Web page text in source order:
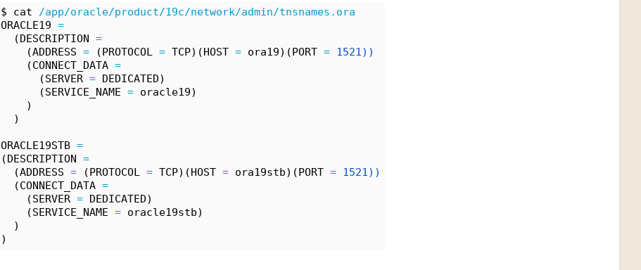
$ cat /app/oracle/product/19c/network/admin/tnsnames.ora
ORACLE19 =
(DESCRIPTION =
(ADDRESS = (PROTOCOL = TCP)(HOST = ora19)(PORT = 1521))
(CONNECT_DATA =
(SERVER = DEDICATED)
(SERVICE_NAME = oracle19)
)
)
ORACLE19STB =
(DESCRIPTION =
(ADDRESS = (PROTOCOL = TCP)(HOST = ora19stb)(PORT = 1521))
(CONNECT_DATA =
(SERVER = DEDICATED)
(SERVICE_NAME = oracle19stb)
)
)